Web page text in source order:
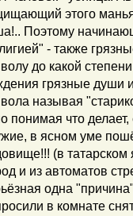
этого
Поэтому
- также
до какой
грязные души
называя
понимая что
в ясном уме
(в татарском
и из автоматов
одна
в комнате